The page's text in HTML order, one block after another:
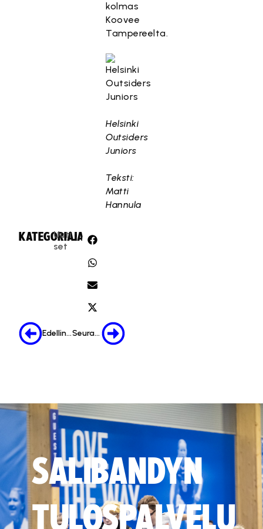
kolmas
Koovee
Tampereelta.
Helsinki
Outsiders
Juniors
Teksti:
Matti
Hannula
KATEGORIA:
Uuti
set
JAA:
Edellinen Seuraava
SALIBANDYN
TULOSPALVELU